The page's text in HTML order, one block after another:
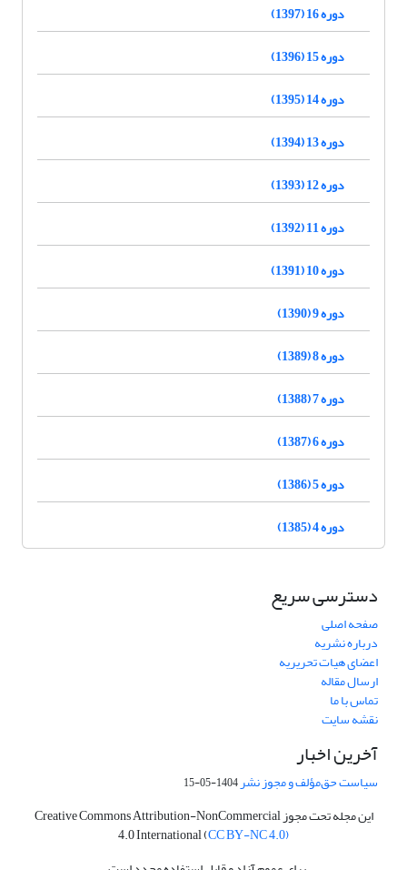
دوره 16 (1397)
دوره 15 (1396)
دوره 14 (1395)
دوره 13 (1394)
دوره 12 (1393)
دوره 11 (1392)
دوره 10 (1391)
دوره 9 (1390)
دوره 8 (1389)
دوره 7 (1388)
دوره 6 (1387)
دوره 5 (1386)
دوره 4 (1385)
دسترسی سریع
صفحه اصلی
درباره نشریه
اعضای هیات تحریریه
ارسال مقاله
تماس با ما
نقشه سایت
آخرین اخبار
سیاست حق‌مؤلف و مجوز نشر1404-05-15
این مجله تحت مجوز Creative Commons Attribution-NonCommercial
4.0 International (CC BY-NC 4.0)